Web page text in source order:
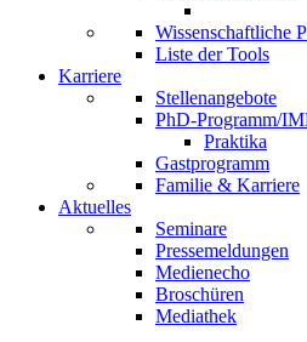
Wissenschaftliche
Liste der Tools
Karriere
Stellenangebote
PhD-Programm/
Praktika
Gastprogramm
Familie & Karriere
Aktuelles
Seminare
Pressemeldungen
Medienecho
Broschüren
Mediathek